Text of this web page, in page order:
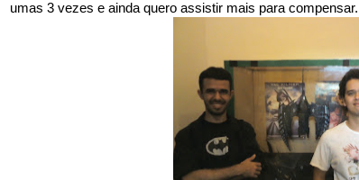
umas 3 vezes e ainda quero assistir mais para